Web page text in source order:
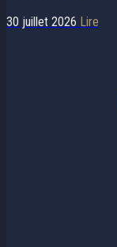
30 juillet 2026 Lire